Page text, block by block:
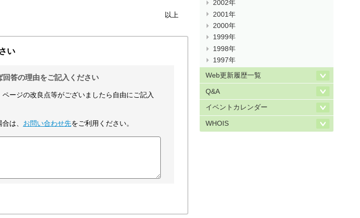
以上
2002年
2001年
2000年
1999年
1998年
1997年
Web更新履歴一覧
Q&A
イベントカレンダー
WHOIS
い
回答の理由をご記入ください
ページの改良点等がございましたら自由にご記入
は、 お問い合わせ先をご利用ください。